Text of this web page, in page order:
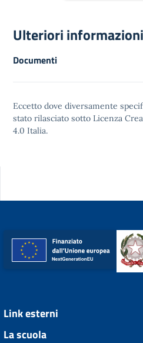
Ulteriori informazioni
Documenti
Eccetto dove diversamente
stato rilasciato sotto Licenza
4.0 Italia.
Link esterni
La scuola